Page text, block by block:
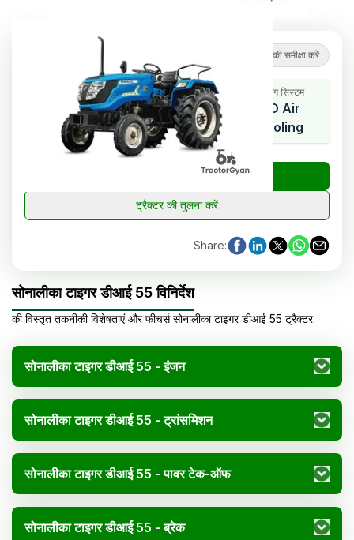
ट्रैक्टर की समीक्षा करें
एचपी रेंज
55
सिलेंडर
4
कूलिंग सिस्टम
4D Air
cooling
ट्रैक्टर की कीमत जांचें
ट्रैक्टर की तुलना करें
Share:
सोनालीका टाइगर डीआई 55 विनिर्देश
की विस्तृत तकनीकी विशेषताएं और फीचर्स सोनालीका टाइगर डीआई 55 ट्रैक्टर.
सोनालीका टाइगर डीआई 55 - इंजन
सोनालीका टाइगर डीआई 55 - ट्रांसमिशन
सोनालीका टाइगर डीआई 55 - पावर टेक-ऑफ
सोनालीका टाइगर डीआई 55 - ब्रेक